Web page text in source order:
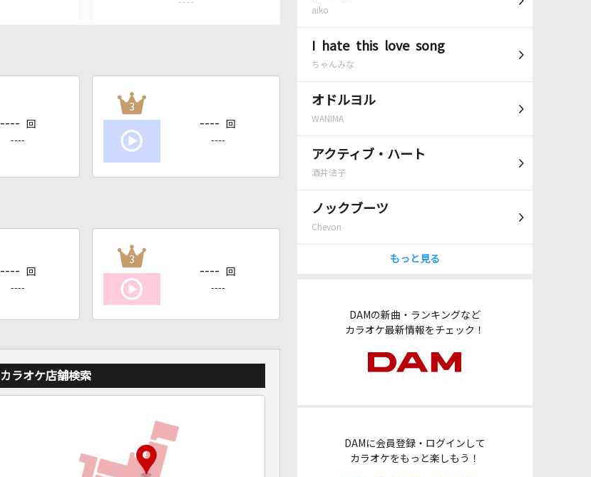
aiko
I hate this love song
ちゃんみな
オドルヨル
WANIMA
アクティブ・ハート
酒井法子
ノックブーツ
Chevon
もっと見る
DAMの新曲・ランキングなど
カラオケ最新情報をチェック！
DAMに会員登録・ログインして
カラオケをもっと楽しもう！
---- 回
----
3
---- 回
----
---- 回
----
3
---- 回
----
カラオケ店舗検索